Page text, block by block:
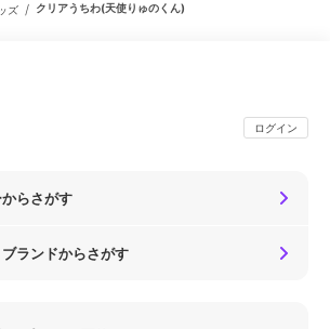
ズ / クリアうちわ(天使りゅのくん)
ログイン
らさがす
ランドからさがす